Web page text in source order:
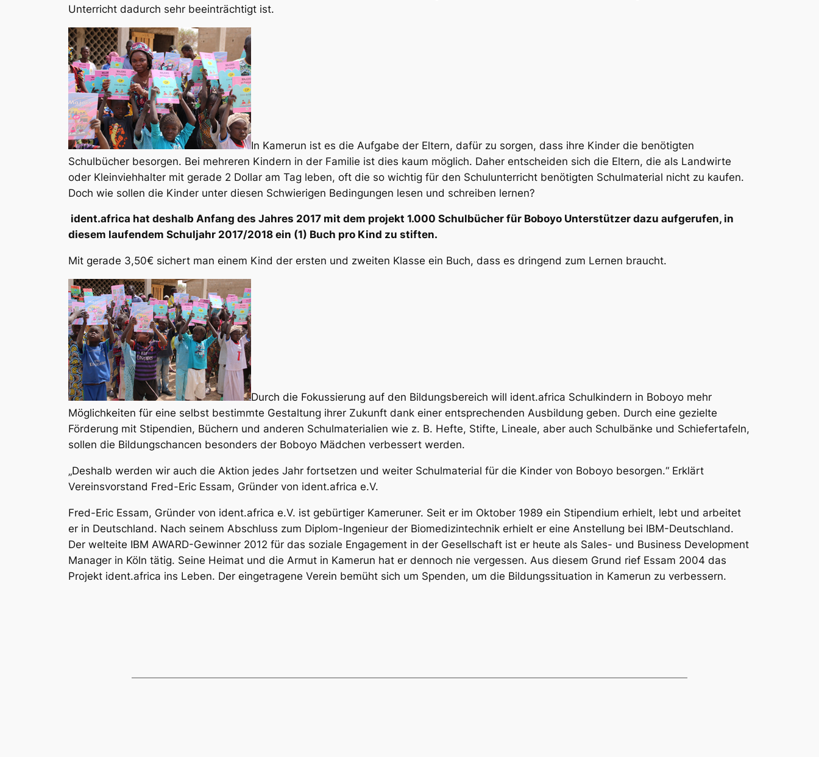
Unterricht dadurch sehr beeinträchtigt ist.
In Kamerun ist es die Aufgabe der Eltern, dafür zu sorgen, dass ihre Kinder die benötigten
Schulbücher besorgen. Bei mehreren Kindern in der Familie ist dies kaum möglich. Daher entscheiden sich die Eltern, die als Landwirte
oder Kleinviehhalter mit gerade 2 Dollar am Tag leben, oft die so wichtig für den Schulunterricht benötigten Schulmaterial nicht zu kaufen.
Doch wie sollen die Kinder unter diesen Schwierigen Bedingungen lesen und schreiben lernen?
ident.africa hat deshalb Anfang des Jahres 2017 mit dem projekt 1.000 Schulbücher für Boboyo Unterstützer dazu aufgerufen, in
diesem laufendem Schuljahr 2017/2018 ein (1) Buch pro Kind zu stiften.
Mit gerade 3,50€ sichert man einem Kind der ersten und zweiten Klasse ein Buch, dass es dringend zum Lernen braucht.
Durch die Fokussierung auf den Bildungsbereich will ident.africa Schulkindern in Boboyo mehr
Möglichkeiten für eine selbst bestimmte Gestaltung ihrer Zukunft dank einer entsprechenden Ausbildung geben. Durch eine gezielte
Förderung mit Stipendien, Büchern und anderen Schulmaterialien wie z. B. Hefte, Stifte, Lineale, aber auch Schulbänke und Schiefertafeln,
sollen die Bildungschancen besonders der Boboyo Mädchen verbessert werden.
„Deshalb werden wir auch die Aktion jedes Jahr fortsetzen und weiter Schulmaterial für die Kinder von Boboyo besorgen.“ Erklärt
Vereinsvorstand Fred-Eric Essam, Gründer von ident.africa e.V.
Fred-Eric Essam, Gründer von ident.africa e.V. ist gebürtiger Kameruner. Seit er im Oktober 1989 ein Stipendium erhielt, lebt und arbeitet
er in Deutschland. Nach seinem Abschluss zum Diplom-Ingenieur der Biomedizintechnik erhielt er eine Anstellung bei IBM-Deutschland.
Der welteite IBM AWARD-Gewinner 2012 für das soziale Engagement in der Gesellschaft ist er heute als Sales- und Business Development
Manager in Köln tätig. Seine Heimat und die Armut in Kamerun hat er dennoch nie vergessen. Aus diesem Grund rief Essam 2004 das
Projekt ident.africa ins Leben. Der eingetragene Verein bemüht sich um Spenden, um die Bildungssituation in Kamerun zu verbessern.